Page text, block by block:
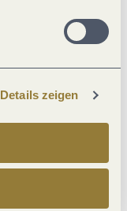
Details zeigen